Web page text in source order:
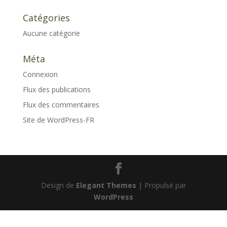
Catégories
Aucune catégorie
Méta
Connexion
Flux des publications
Flux des commentaires
Site de WordPress-FR
Design de Elegant Themes | Propulsé par
WordPress